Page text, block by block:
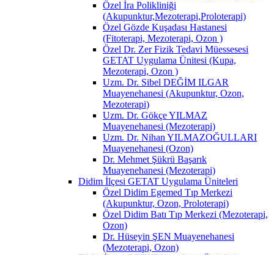
Özel İra Polikliniği
(Akupunktur,Mezoterapi,Proloterapi)
Özel Gözde Kuşadası Hastanesi
(Fitoterapi, Mezoterapi, Ozon )
Özel Dr. Zer Fizik Tedavi Müessesesi
GETAT Uygulama Ünitesi (Kupa,
Mezoterapi, Ozon )
Uzm. Dr. Sibel DEĞİM ILGAR
Muayenehanesi (Akupunktur, Ozon,
Mezoterapi)
Uzm. Dr. Gökçe YILMAZ
Muayenehanesi (Mezoterapi)
Uzm. Dr. Nihan YILMAZOĞULLARI
Muayenehanesi (Ozon)
Dr. Mehmet Şükrü Başarık
Muayenehanesi (Mezoterapi)
Didim İlçesi GETAT Uygulama Üniteleri
Özel Didim Egemed Tıp Merkezi
(Akupunktur, Ozon, Proloterapi)
Özel Didim Batı Tıp Merkezi (Mezoterapi,
Ozon)
Dr. Hüseyin ŞEN Muayenehanesi
(Mezoterapi, Ozon)